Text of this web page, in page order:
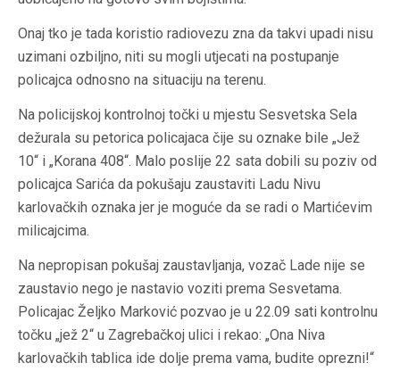
Onaj tko je tada koristio radiovezu zna da takvi upadi nisu
uzimani ozbiljno, niti su mogli utjecati na postupanje
policajca odnosno na situaciju na terenu.
Na policijskoj kontrolnoj točki u mjestu Sesvetska Sela
dežurala su petorica policajaca čije su oznake bile „Jež
10“ i „Korana 408“. Malo poslije 22 sata dobili su poziv od
policajca Sarića da pokušaju zaustaviti Ladu Nivu
karlovačkih oznaka jer je moguće da se radi o Martićevim
milicajcima.
Na nepropisan pokušaj zaustavljanja, vozač Lade nije se
zaustavio nego je nastavio voziti prema Sesvetama.
Policajac Željko Marković pozvao je u 22.09 sati kontrolnu
točku „jež 2“ u Zagrebačkoj ulici i rekao: „Ona Niva
karlovačkih tablica ide dolje prema vama, budite oprezni!“